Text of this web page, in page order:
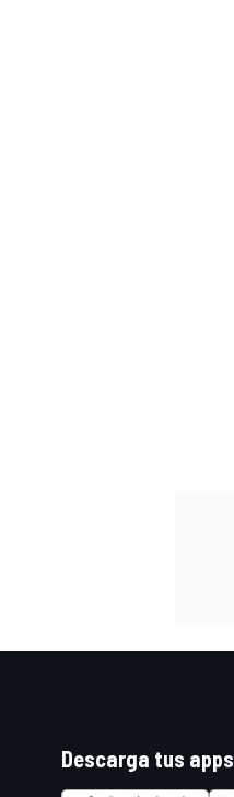
Descarga tus apps